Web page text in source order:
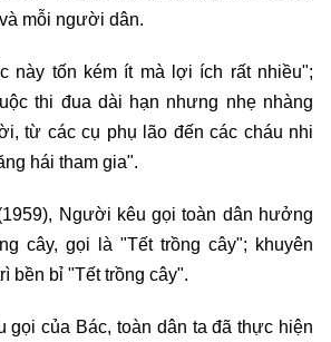
mỗi người dân.
này tốn kém ít mà lợi ích rất nhiều";
thi đua dài hạn nhưng nhẹ nhàng
từ các cụ phụ lão đến các cháu nhi
hái tham gia".
Người kêu gọi toàn dân hưởng
cây, gọi là "Tết trồng cây"; khuyên
bền bỉ "Tết trồng cây".
của Bác, toàn dân ta đã thực hiện